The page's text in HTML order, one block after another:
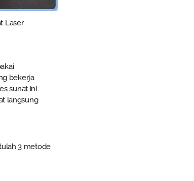
Laser
bekerja
sunat ini
langsung
3 metode